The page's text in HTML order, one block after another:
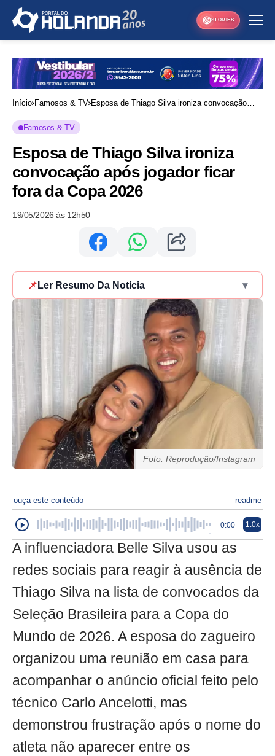
STORIES
Início Famosos & TV Esposa de Thiago Silva ironiza convocação
Famosos & TV
Esposa de Thiago Silva ironiza
convocação após jogador ficar
fora da Copa 2026
19/05/2026 às 12h50
📌 Ler Resumo Da Notícia ▾
Foto: Reprodução/Instagram
ouça este conteúdo readme
0:00 1.0x
A influenciadora Belle Silva usou as
redes sociais para reagir à ausência de
Thiago Silva na lista de convocados da
Seleção Brasileira para a Copa do
Mundo de 2026. A esposa do zagueiro
organizou uma reunião em casa para
acompanhar o anúncio oficial feito pelo
técnico Carlo Ancelotti, mas
demonstrou frustração após o nome do
atleta não aparecer entre os